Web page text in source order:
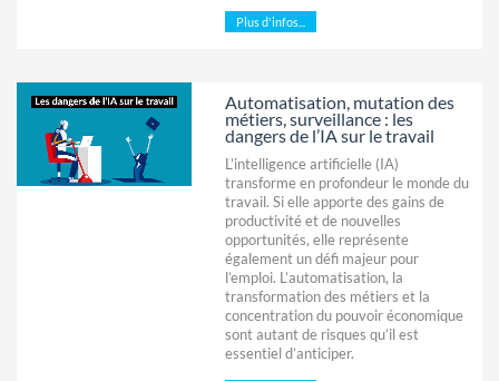
Plus d'infos...
Automatisation, mutation des
métiers, surveillance : les
dangers de l’IA sur le travail
L’intelligence artificielle (IA)
transforme en profondeur le monde du
travail. Si elle apporte des gains de
productivité et de nouvelles
opportunités, elle représente
également un défi majeur pour
l’emploi. L’automatisation, la
transformation des métiers et la
concentration du pouvoir économique
sont autant de risques qu’il est
essentiel d’anticiper.